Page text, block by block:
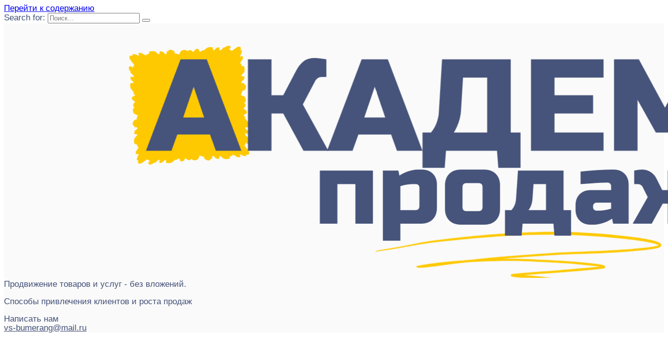
Перейти к содержанию
Search for:
Продвижение товаров и услуг - без вложений.
Способы привлечения клиентов и роста продаж
Написать нам
vs-bumerang@mail.ru